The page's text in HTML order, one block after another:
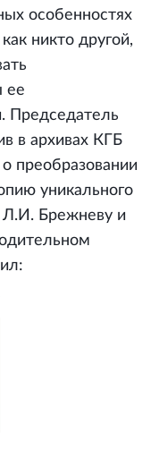
особенностях
никто другой,
ее
Председатель
в архивах КГБ
преобразовании
уникального
Л.И. Брежневу и